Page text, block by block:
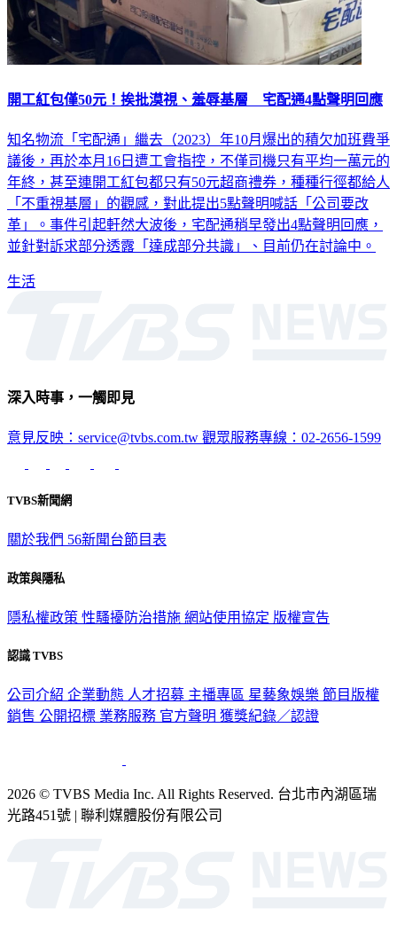
開工紅包僅50元！挨批漠視、羞辱基層 宅配通4點聲明回應
知名物流「宅配通」繼去（2023）年10月爆出的積欠加班費爭
議後，再於本月16日遭工會指控，不僅司機只有平均一萬元的
年終，甚至連開工紅包都只有50元超商禮券，種種行徑都給人
「不重視基層」的觀感，對此提出5點聲明喊話「公司要改
革」。事件引起軒然大波後，宅配通稍早發出4點聲明回應，
並針對訴求部分透露「達成部分共識」、目前仍在討論中。
生活
深入時事，一觸即見
意見反映：service@tvbs.com.tw 觀眾服務專線：02-2656-1599
TVBS新聞網
關於我們 56新聞台節目表
政策與隱私
隱私權政策 性騷擾防治措施 網站使用協定 版權宣告
認識 TVBS
公司介紹 企業動態 人才招募 主播專區 星藝象娛樂 節目版權
銷售 公開招標 業務服務 官方聲明 獲獎紀錄／認證
2026 © TVBS Media Inc. All Rights Reserved. 台北市內湖區瑞
光路451號 | 聯利媒體股份有限公司